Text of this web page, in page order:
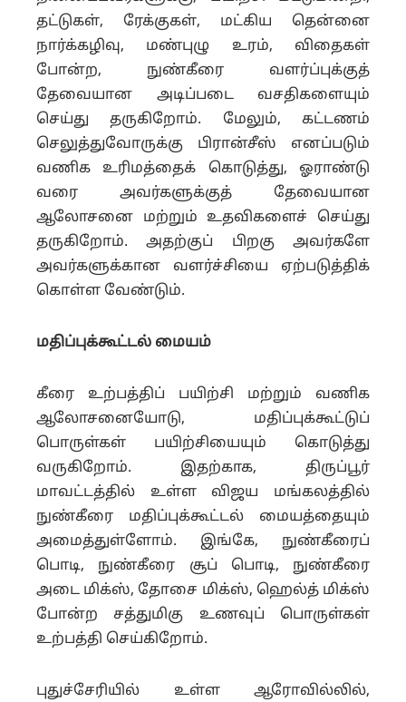
தட்டுகள், ரேக்குகள், மட்கிய தென்னை
நார்க்கழிவு, மண்புழு உரம், விதைகள்
போன்ற, நுண்கீரை வளர்ப்புக்குத்
தேவையான அடிப்படை வசதிகளையும்
செய்து தருகிறோம். மேலும், கட்டணம்
செலுத்துவோருக்கு பிரான்சீஸ் எனப்படும்
வணிக உரிமத்தைக் கொடுத்து, ஓராண்டு
வரை அவர்களுக்குத் தேவையான
ஆலோசனை மற்றும் உதவிகளைச் செய்து
தருகிறோம். அதற்குப் பிறகு அவர்களே
அவர்களுக்கான வளர்ச்சியை ஏற்படுத்திக்
கொள்ள வேண்டும்.
மதிப்புக்கூட்டல் மையம்
கீரை உற்பத்திப் பயிற்சி மற்றும் வணிக
ஆலோசனையோடு, மதிப்புக்கூட்டுப்
பொருள்கள் பயிற்சியையும் கொடுத்து
வருகிறோம். இதற்காக, திருப்பூர்
மாவட்டத்தில் உள்ள விஜய மங்கலத்தில்
நுண்கீரை மதிப்புக்கூட்டல் மையத்தையும்
அமைத்துள்ளோம். இங்கே, நுண்கீரைப்
பொடி, நுண்கீரை சூப் பொடி, நுண்கீரை
அடை மிக்ஸ், தோசை மிக்ஸ், ஹெல்த் மிக்ஸ்
போன்ற சத்துமிகு உணவுப் பொருள்கள்
உற்பத்தி செய்கிறோம்.
புதுச்சேரியில் உள்ள ஆரோவில்லில்,